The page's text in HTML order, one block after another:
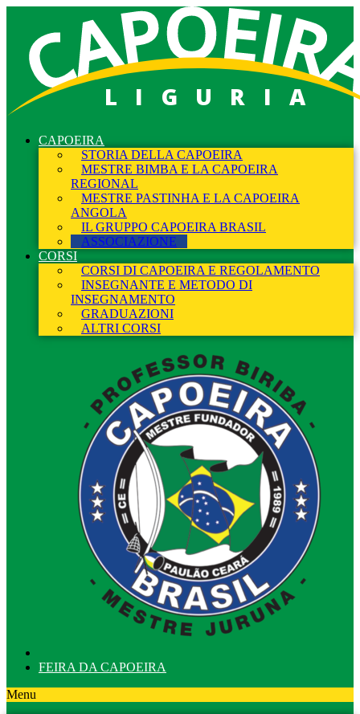
LIGURIA
CAPOEIRA
STORIA DELLA CAPOEIRA
MESTRE BIMBA E LA CAPOEIRA
REGIONAL
MESTRE PASTINHA E LA CAPOEIRA
ANGOLA
IL GRUPPO CAPOEIRA BRASIL
ASSOCIAZIONE
CORSI
CORSI DI CAPOEIRA E REGOLAMENTO
INSEGNANTE E METODO DI
INSEGNAMENTO
GRADUAZIONI
ALTRI CORSI
FEIRA DA CAPOEIRA
Menu